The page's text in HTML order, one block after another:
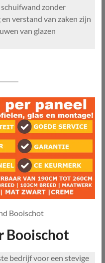
zonder
verstand van zaken zijn
van glazen
Booischot
Booischot
bedrijf voor een stevige